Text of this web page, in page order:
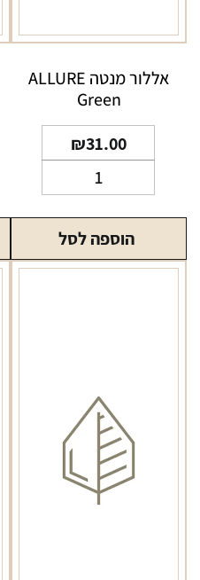
אללור מנטה ALLURE
Green
₪31.00
של
אללור
מנטה
ALLURE
הוספה לסל